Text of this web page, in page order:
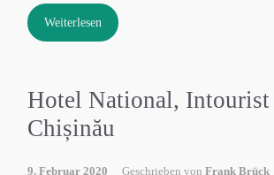
Weiterlesen
Hotel National,
Chișinău
9. Februar 2020 Geschrieben von Frank Brück